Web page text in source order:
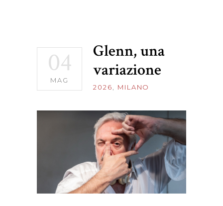
04
MAG
Glenn, una
variazione
2026 MILANO